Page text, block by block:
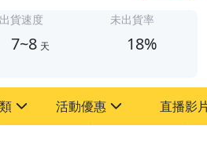
出貨速度
7~8 天
未出貨率
18%
活動優惠 直播影